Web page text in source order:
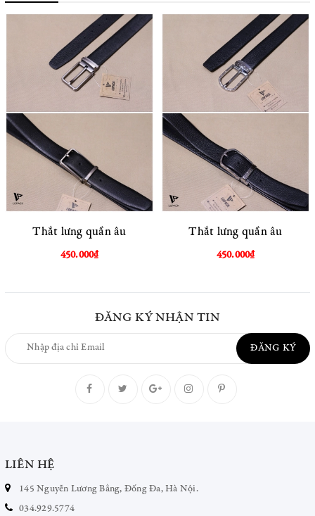
Thắt lưng quần âu
450.000₫
Thắt lưng quần âu
450.000₫
ĐĂNG KÝ NHẬN TIN
ĐĂNG KÝ
LIÊN HỆ
145 Nguyễn Lương Bằng, Đống Đa, Hà Nội.
034.929.5774